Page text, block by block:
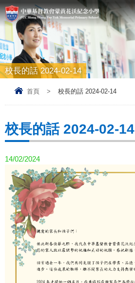
校長的話 2024-02-14
首頁 > 校長的話 2024-02-14
校長的話 2024-02-14
14/02/2024